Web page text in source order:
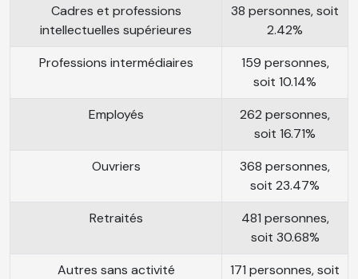
Cadres et professions
intellectuelles supérieures
38 personnes, soit
2.42%
Professions intermédiaires
159 personnes,
soit 10.14%
Employés
262 personnes,
soit 16.71%
Ouvriers
368 personnes,
soit 23.47%
Retraités
481 personnes,
soit 30.68%
Autres sans activité
171 personnes, soit